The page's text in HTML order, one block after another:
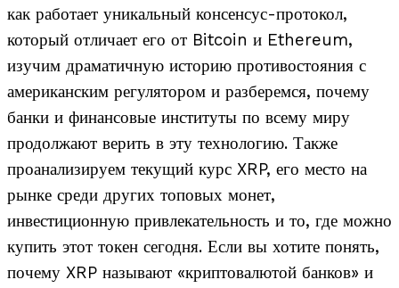
как работает уникальный консенсус-протокол,
который отличает его от Bitcoin и Ethereum,
изучим драматичную историю противостояния с
американским регулятором и разберемся, почему
банки и финансовые институты по всему миру
продолжают верить в эту технологию. Также
проанализируем текущий курс XRP, его место на
рынке среди других топовых монет,
инвестиционную привлекательность и то, где можно
купить этот токен сегодня. Если вы хотите понять,
почему XRP называют «криптовалютой банков» и